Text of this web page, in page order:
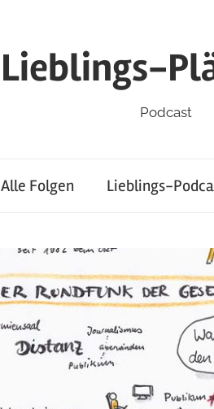
Lieblings-
Podcast
Alle Folgen Lieblings-